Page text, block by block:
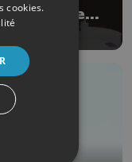
musique...
cookies.